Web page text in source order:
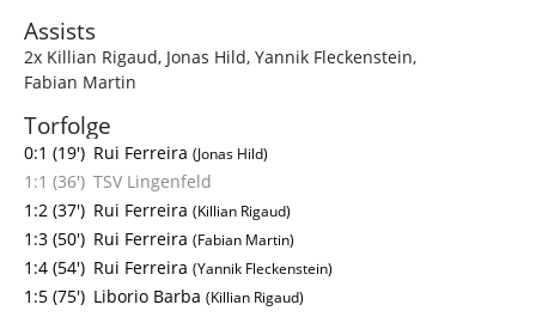
Assists
2x Killian Rigaud, Jonas Hild, Yannik Fleckenstein,
Fabian Martin
Torfolge
0:1 (19') Rui Ferreira (Jonas Hild)
1:1 (36') TSV Lingenfeld
1:2 (37') Rui Ferreira (Killian Rigaud)
1:3 (50') Rui Ferreira (Fabian Martin)
1:4 (54') Rui Ferreira (Yannik Fleckenstein)
1:5 (75') Liborio Barba (Killian Rigaud)